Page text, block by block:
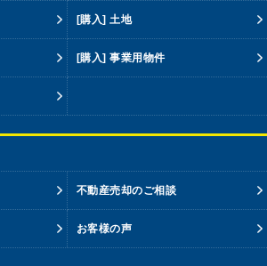
[購入] 土地
[購入] 事業用物件
不動産売却のご相談
お客様の声